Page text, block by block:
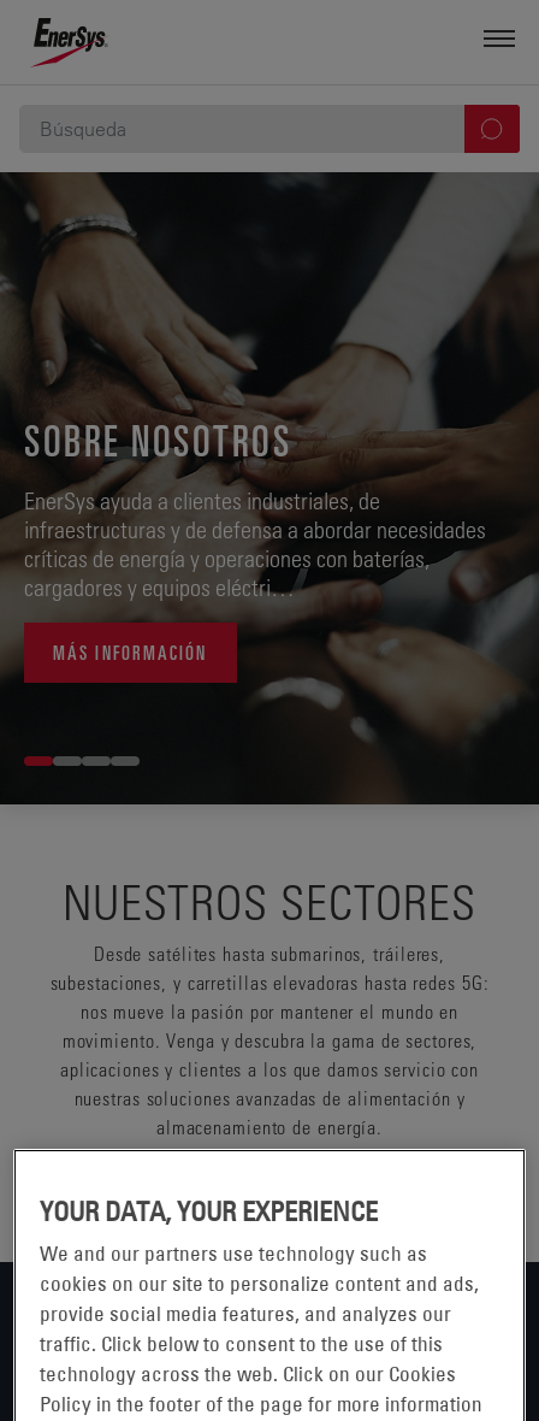
SOBRE NOSOTROS
EnerSys ayuda a clientes industriales, de
infraestructuras y de defensa a abordar necesidades
críticas de energía y operaciones con baterías,
cargadores y equipos eléctri…
MÁS INFORMACIÓN
NUESTROS SECTORES
Desde satélites hasta submarinos, tráileres,
subestaciones, y carretillas elevadoras hasta redes 5G:
nos mueve la pasión por mantener el mundo en
movimiento. Venga y descubra la gama de sectores,
aplicaciones y clientes a los que damos servicio con
nuestras soluciones avanzadas de alimentación y
almacenamiento de energía.
Logística y Almacenamiento
YOUR DATA, YOUR EXPERIENCE
We and our partners use technology such as
cookies on our site to personalize content and ads,
provide social media features, and analyzes our
traffic. Click below to consent to the use of this
technology across the web. Click on our Cookies
Policy in the footer of the page for more information